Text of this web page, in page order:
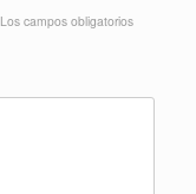
Los campos obligatorios